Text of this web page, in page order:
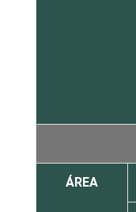
ÁREA